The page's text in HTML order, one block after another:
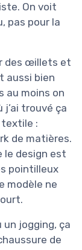
On voit
pas pour la
des œillets et
aussi bien
au moins on
trouvé ça
textile :
de matières.
le design est
pointilleux
modèle ne
un jogging, ça
de